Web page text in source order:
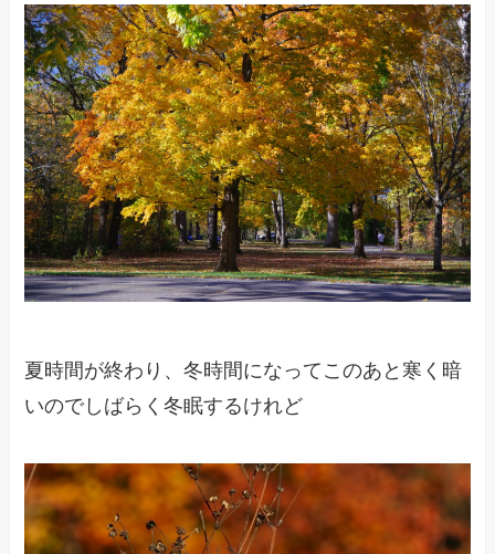
夏時間が終わり、冬時間になってこのあと寒く暗
いのでしばらく冬眠するけれど